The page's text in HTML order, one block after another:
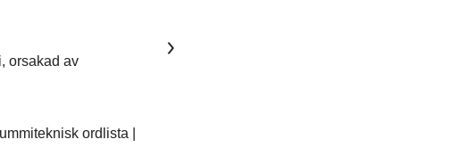
orsakad av
ordlista |